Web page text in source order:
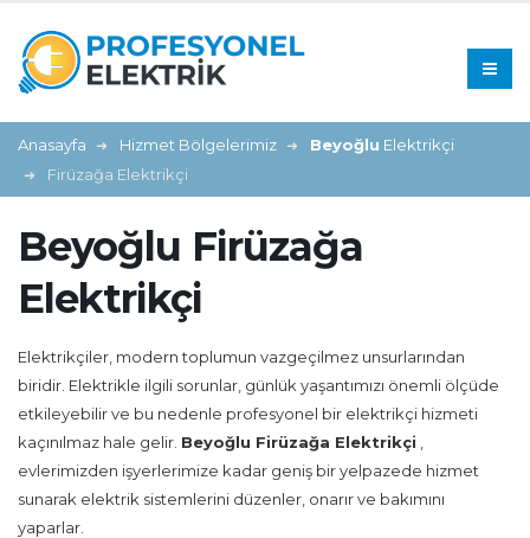
Anasayfa Hizmet Bölgelerimiz Beyoğlu Elektrikçi
Firüzağa Elektrikçi
Beyoğlu Firüzağa
Elektrikçi
Elektrikçiler, modern toplumun vazgeçilmez unsurlarından
biridir. Elektrikle ilgili sorunlar, günlük yaşantımızı önemli ölçüde
etkileyebilir ve bu nedenle profesyonel bir elektrikçi hizmeti
kaçınılmaz hale gelir. Beyoğlu Firüzağa Elektrikçi
evlerimizden işyerlerimize kadar geniş bir yelpazede hizmet
sunarak elektrik sistemlerini düzenler, onarır ve bakımını
yaparlar.